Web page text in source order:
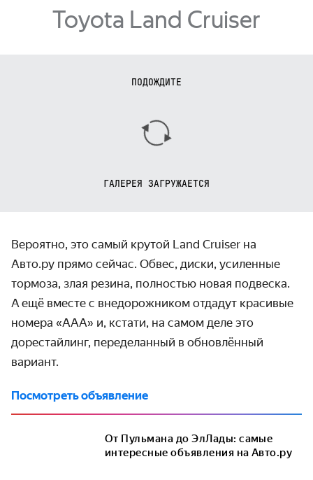
Toyota Land Cruiser
ПОДОЖДИТЕ
ГАЛЕРЕЯ ЗАГРУЖАЕТСЯ
Вероятно, это самый крутой Land Cruiser на
Авто.ру прямо сейчас. Обвес, диски, усиленные
тормоза, злая резина, полностью новая подвеска.
А ещё вместе с внедорожником отдадут красивые
номера «ААА» и, кстати, на самом деле это
дорестайлинг, пере­деланный в обнов­лённый
вариант.
Посмотреть объявление
От Пульмана до ЭлЛады: самые
интересные объявления на Авто.ру